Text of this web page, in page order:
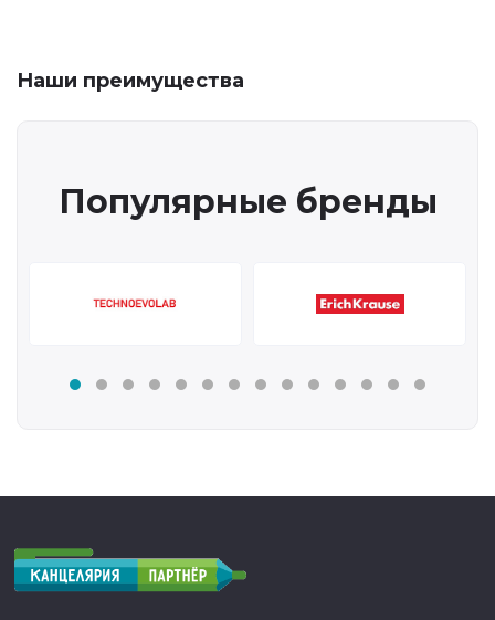
Наши преимущества
Популярные бренды